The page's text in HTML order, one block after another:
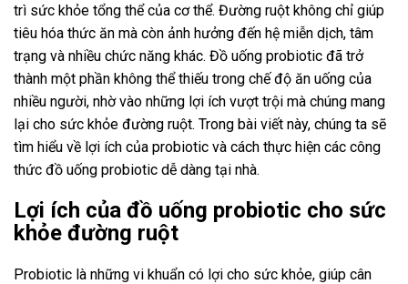
trì sức khỏe tổng thể của cơ thể. Đường ruột không chỉ giúp
tiêu hóa thức ăn mà còn ảnh hưởng đến hệ miễn dịch, tâm
trạng và nhiều chức năng khác. Đồ uống probiotic đã trở
thành một phần không thể thiếu trong chế độ ăn uống của
nhiều người, nhờ vào những lợi ích vượt trội mà chúng mang
lại cho sức khỏe đường ruột. Trong bài viết này, chúng ta sẽ
tìm hiểu về lợi ích của probiotic và cách thực hiện các công
thức đồ uống probiotic dễ dàng tại nhà.
Lợi ích của đồ uống probiotic cho sức
khỏe đường ruột
Probiotic là những vi khuẩn có lợi cho sức khỏe, giúp cân